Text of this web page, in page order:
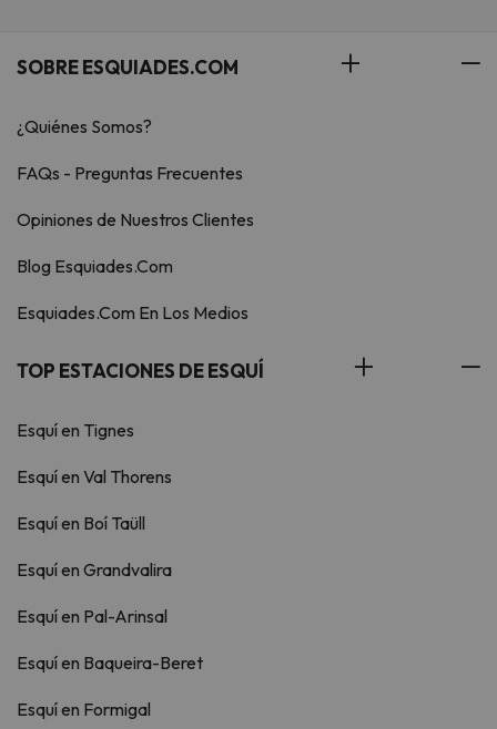
SOBRE ESQUIADES.COM
¿Quiénes Somos?
FAQs - Preguntas Frecuentes
Opiniones de Nuestros Clientes
Blog Esquiades.Com
Esquiades.Com En Los Medios
TOP ESTACIONES DE ESQUÍ
Esquí en Tignes
Esquí en Val Thorens
Esquí en Boí Taüll
Esquí en Grandvalira
Esquí en Pal-Arinsal
Esquí en Baqueira-Beret
Esquí en Formigal